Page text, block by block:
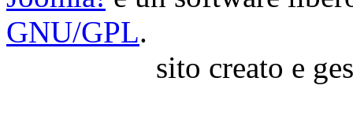
GNU/GPL.
sito creato e